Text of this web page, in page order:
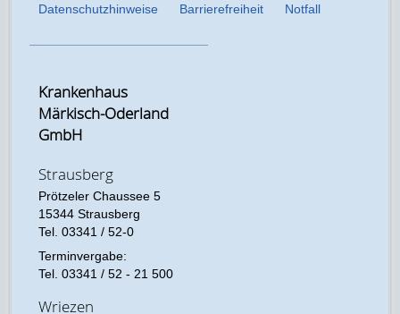
Datenschutzhinweise Barrierefreiheit Notfall
Krankenhaus
Märkisch-Oderland
GmbH
Strausberg
Prötzeler Chaussee 5
15344 Strausberg
Tel. 03341 / 52-0
Terminvergabe:
Tel. 03341 / 52 - 21 500
Wriezen